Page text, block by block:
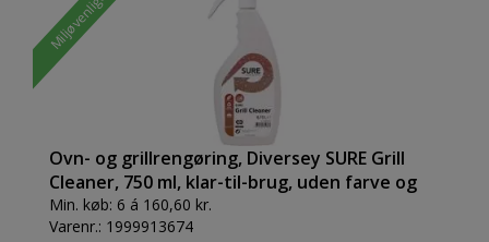
Miljøvenligt
Ovn- og grillrengøring, Diversey SURE Grill
Cleaner, 750 ml, klar-til-brug, uden farve og
parfume
Min. køb: 6 á 160,60 kr.
Varenr.: 1999913674